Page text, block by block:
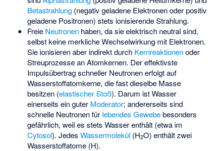
Betastrahlung(negativ geladene Elektronen oder positiv
geladene Positronen) stets ionisierende Strahlung.
Freie Neutronenhaben, da sie elektrisch neutral sind,
selbst keine merkliche Wechselwirkung mit Elektronen.
Sie ionisieren aber indirekt durch Kernreaktionenoder
Streuprozesse an Atomkernen. Der effektivste
Impulsübertrag schneller Neutronen erfolgt auf
Wasserstoffatomkerne, die fast dieselbe Masse
besitzen (elastischer Stoß). Darum ist Wasser
einerseits ein guter Moderator; andererseits sind
schnelle Neutronen für lebendes Gewebebesonders
gefährlich, weil es stets Wasser enthält (etwa im
Cytosol). Jedes Wassermolekül(H2O) enthält zwei
Wasserstoffatome (H).